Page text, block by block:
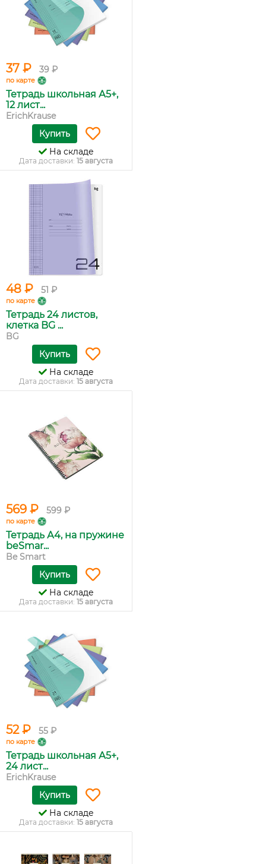
37 ₽ 39 ₽
по карте
Тетрадь школьная А5+,
12 лист...
ErichKrause
Купить
На складе
Дата доставки: 15 августа
48 ₽ 51 ₽
по карте
Тетрадь 24 листов,
клетка BG ...
BG
Купить
На складе
Дата доставки: 15 августа
569 ₽ 599 ₽
по карте
Тетрадь А4, на пружине
beSmar...
Be Smart
Купить
На складе
Дата доставки: 15 августа
52 ₽ 55 ₽
по карте
Тетрадь школьная А5+,
24 лист...
ErichKrause
Купить
На складе
Дата доставки: 15 августа